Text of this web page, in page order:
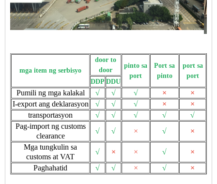
mga item ng serbisyo
door to
door
pinto sa
port
Port sa
pinto
port sa
port
DDP DDU
Pumili ng mga kalakal √ √ √ ×
×
I-export ang deklarasyon
√ √ √ ×
×
transportasyon
√ √ √ √
√
Pag-import ng customs
clearance
√ √ × √
×
Mga tungkulin sa
customs at VAT
√ × × √
×
Paghahatid
√ √ × √ ×